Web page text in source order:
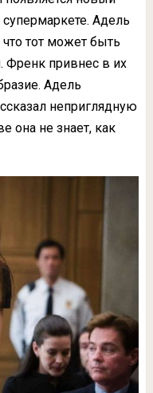
Адель
тот может быть
привнес в их
Адель
неприглядную
она не знает, как